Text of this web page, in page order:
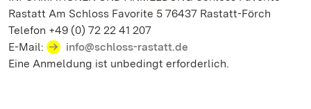
Rastatt Am Schloss Favorite 5 76437 Rastatt-Förch
Telefon +49 (0) 72 22 41 207
E-Mail:
info@schloss-rastatt.de
Eine Anmeldung ist unbedingt erforderlich.